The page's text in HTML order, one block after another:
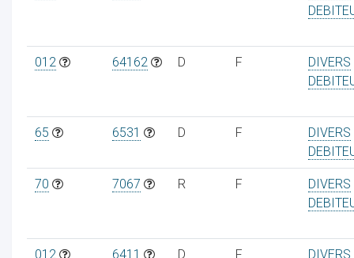
012 64162 D F
DIVERS
65 6531 D F
DIVERS
70 7067 R F
DIVERS
012 6411 D F
DIVERS